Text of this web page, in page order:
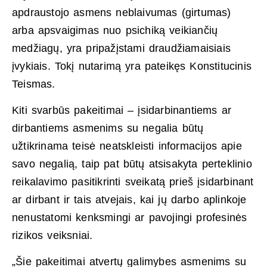
apdraustojo asmens neblaivumas (girtumas)
arba apsvaigimas nuo psichiką veikiančių
medžiagų, yra pripažįstami draudžiamaisiais
įvykiais. Tokį nutarimą yra pateikęs Konstitucinis
Teismas.
Kiti svarbūs pakeitimai – įsidarbinantiems ar
dirbantiems asmenims su negalia būtų
užtikrinama teisė neatskleisti informacijos apie
savo negalią, taip pat būtų atsisakyta perteklinio
reikalavimo pasitikrinti sveikatą prieš įsidarbinant
ar dirbant ir tais atvejais, kai jų darbo aplinkoje
nenustatomi kenksmingi ar pavojingi profesinės
rizikos veiksniai.
„Šie pakeitimai atvertų galimybes asmenims su